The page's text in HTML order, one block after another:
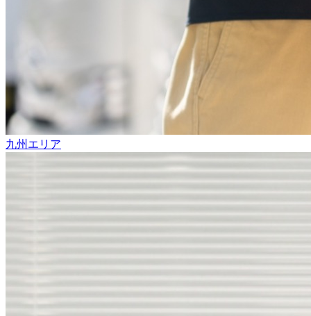
九州エリア